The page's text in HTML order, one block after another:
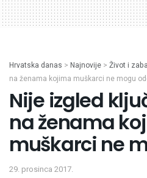
Hrvatska danas > Najnovije > Život i
na ženama kojima muškarci ne mogu
Nije izgled
na ženama
muškarci ne
29. prosinca 2017.